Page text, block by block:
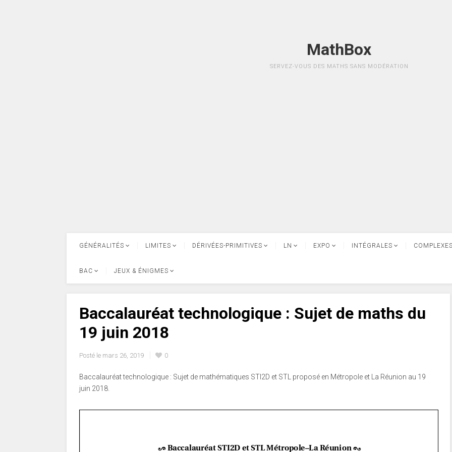
MathBox
SERVEZ-VOUS DES MATHS SANS MODÉRATION
GÉNÉRALITÉS LIMITES DÉRIVÉES-PRIMITIVES LN EXPO INTÉGRALES COMPLEXES
BAC JEUX & ÉNIGMES
Baccalauréat technologique : Sujet de maths du
19 juin 2018
Posté le mars 26, 2019 0
Baccalauréat technologique : Sujet de mathématiques STI2D et STL proposé en Métropole et La Réunion au 19
juin 2018.